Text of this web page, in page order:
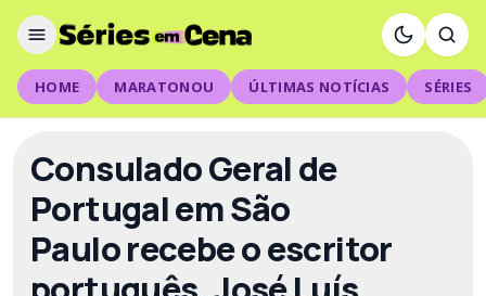
HOME MARATONOU ÚLTIMAS NOTÍCIAS SÉRIES
Consulado Geral de
Portugal em São
Paulo recebe o escritor